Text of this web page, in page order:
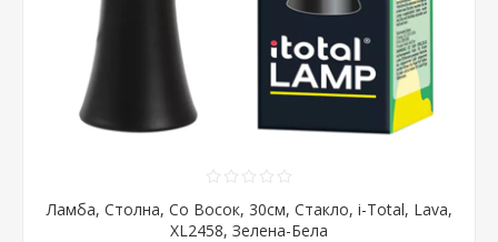
Ламба, Столна, Со Восок, 30см, Стакло, i-Total, Lava,
XL2458, Зелена-Бела